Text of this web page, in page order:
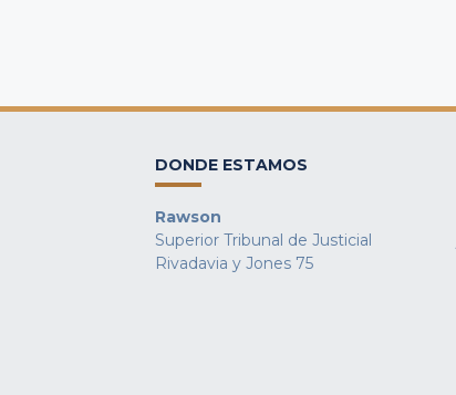
DONDE ESTAMOS
Rawson
Superior Tribunal de Justicial
Rivadavia y Jones 75